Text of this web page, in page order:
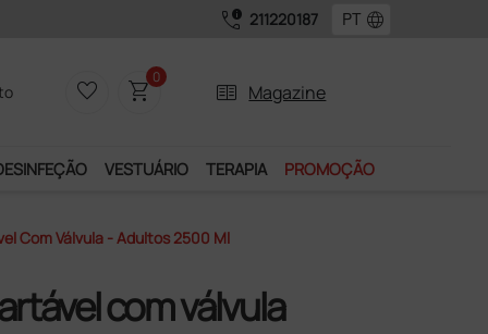
call_quality 211220187 language
favorite_border shopping_cart0
two_pager Magazine
VESTUÁRIO TERAPIA PROMOÇÃO
Com Válvula - Adultos 2500 Ml
com válvula